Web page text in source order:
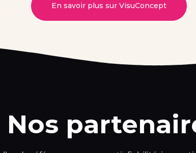
En savoir plus sur VisuConcept
Nos